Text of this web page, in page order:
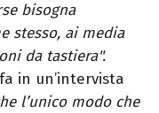
bisogna
stesso, ai media
da tastiera".
in un’intervista
l’unico modo che